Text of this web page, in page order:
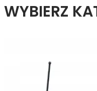
WYBIERZ